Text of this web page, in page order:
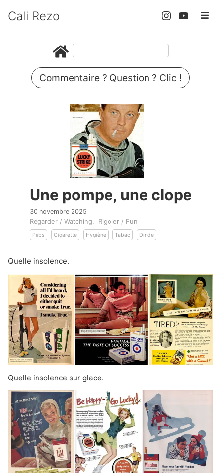
Cali Rezo
Commentaire ? Question ? Clic !
Une pompe, une clope
30 novembre 2025
Regarder / Watching Rigoler / Fun
Pubs Cigarette Hygiène Tabac Dinde
Quelle insolence.
Quelle insolence sur glace.